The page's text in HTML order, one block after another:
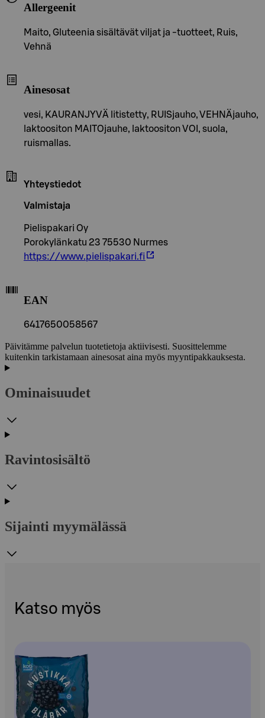
Allergeenit
Maito, Gluteenia sisältävät viljat ja -tuotteet, Ruis,
Vehnä
Ainesosat
vesi, KAURANJYVÄ litistetty, RUISjauho, VEHNÄjauho,
laktoositon MAITOjauhe, laktoositon VOI, suola,
ruismallas.
Yhteystiedot
Valmistaja
Pielispakari Oy
Porokylänkatu 23 75530 Nurmes
https://www.pielispakari.fi
EAN
6417650058567
Päivitämme palvelun tuotetietoja aktiivisesti. Suosittelemme
kuitenkin tarkistamaan ainesosat aina myös myyntipakkauksesta.
Ominaisuudet
Ravintosisältö
Sijainti myymälässä
Katso myös